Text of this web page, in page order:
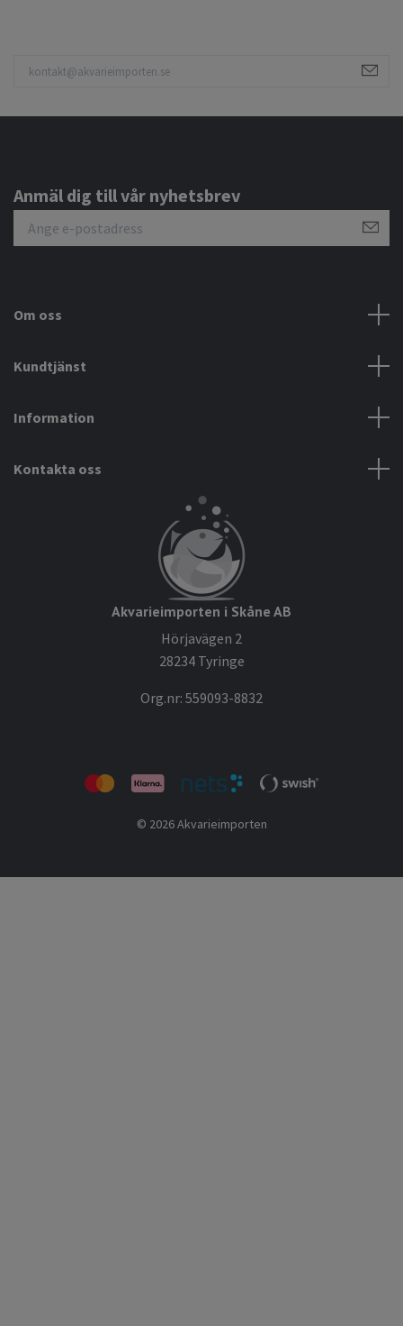
Anmäl dig till vår nyhetsbrev
Om oss
Kundtjänst
Information
Kontakta oss
Akvarieimporten i Skåne AB
Hörjavägen 2
28234 Tyringe
Org.nr: 559093-8832
© 2026 Akvarieimporten